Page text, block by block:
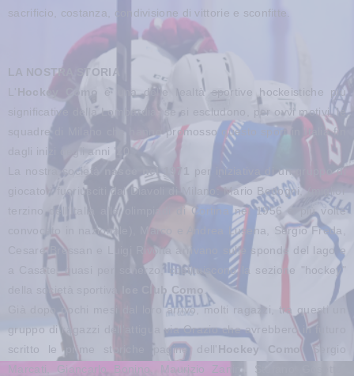
sacrificio, costanza, condivisione di vittorie e sconfitte.
LA NOSTRA STORIA
Hockey Como
è una delle realtà sportive hockeistiche più
significative della Lombardia, se si escludono, per ovvi motivi, le
squadre di Milano che hanno promosso questo sport in Italia fin
dagli inizi degli anni '20.
La nostra società
nasce nel 1971
per iniziativa di un gruppo di
giocatori fuoriusciti dai Diavoli di Milano: Mario Bedogni, (miglior
terzino dell'Italia alle olimpiadi di Cortina nel 1956 e più volte
convocato in nazionale), Marco e Andrea Lusena, Sergio Freda,
Cesare Bressan e Luigi Rivolta arrivano sulle sponde del lago e
a Casate, quasi per scherzo, costituiscono la sezione "hockey"
Ice Club Como
Già dopo pochi mesi dal loro arrivo, molti ragazzi, tra questi un
gruppo di ragazzi dell'attigua via Orazio che avrebbero in futuro
scritto le prime storiche pagine dell' Hockey Como
: Sergio
Marcati, Giancarlo Bonino, Maurizio Zanini, Stefano Gosetto,